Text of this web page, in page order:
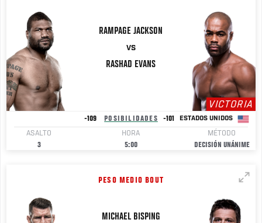
RAMPAGE JACKSON
VS
RASHAD EVANS
VICTORIA
-109 POSIBILIDADES -101 ESTADOS UNIDOS
ASALTO
3
HORA
5:00
MÉTODO
DECISIÓN UNÁNIME
PESO MEDIO BOUT
MICHAEL BISPING